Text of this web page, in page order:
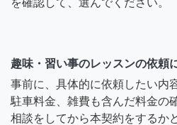
趣味・習い事のレッスンの依頼
事前に、具体的に依頼したい内
駐車料金、雑費も含んだ料金の
相談をしてから本契約をするか